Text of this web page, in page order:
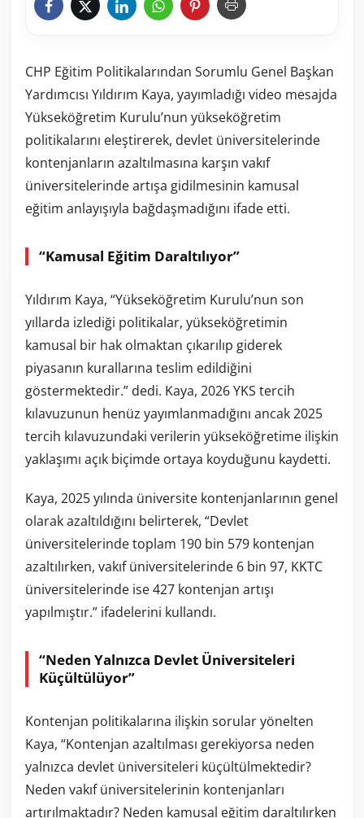
CHP Eğitim Politikalarından Sorumlu Genel Başkan
Yardımcısı Yıldırım Kaya, yayımladığı video mesajda
Yükseköğretim Kurulu’nun yükseköğretim
politikalarını eleştirerek, devlet üniversitelerinde
kontenjanların azaltılmasına karşın vakıf
üniversitelerinde artışa gidilmesinin kamusal
eğitim anlayışıyla bağdaşmadığını ifade etti.
“Kamusal Eğitim Daraltılıyor”
Yıldırım Kaya, “Yükseköğretim Kurulu’nun son
yıllarda izlediği politikalar, yükseköğretimin
kamusal bir hak olmaktan çıkarılıp giderek
piyasanın kurallarına teslim edildiğini
göstermektedir.” dedi. Kaya, 2026 YKS tercih
kılavuzunun henüz yayımlanmadığını ancak 2025
tercih kılavuzundaki verilerin yükseköğretime ilişkin
yaklaşımı açık biçimde ortaya koyduğunu kaydetti.
Kaya, 2025 yılında üniversite kontenjanlarının genel
olarak azaltıldığını belirterek, “Devlet
üniversitelerinde toplam 190 bin 579 kontenjan
azaltılırken, vakıf üniversitelerinde 6 bin 97, KKTC
üniversitelerinde ise 427 kontenjan artışı
yapılmıştır.” ifadelerini kullandı.
“Neden Yalnızca Devlet Üniversiteleri
Küçültülüyor”
Kontenjan politikalarına ilişkin sorular yönelten
Kaya, “Kontenjan azaltılması gerekiyorsa neden
yalnızca devlet üniversiteleri küçültülmektedir?
Neden vakıf üniversitelerinin kontenjanları
artırılmaktadır? Neden kamusal eğitim daraltılırken